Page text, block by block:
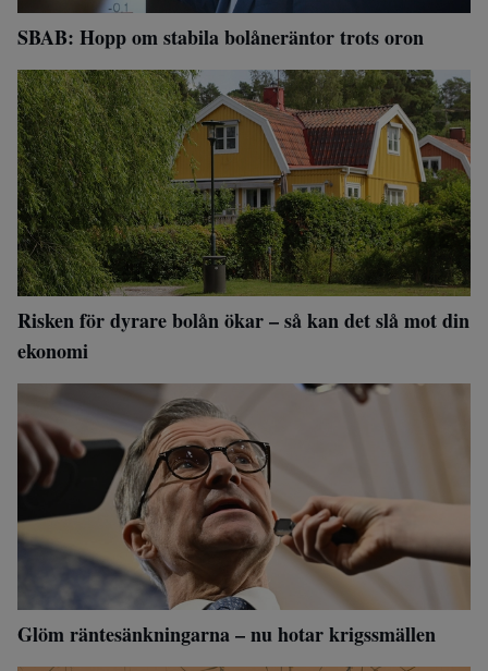
SBAB: Hopp om stabila bolåneräntor trots oron
Risken för dyrare bolån ökar – så kan det slå mot din
ekonomi
Glöm räntesänkningarna – nu hotar krigssmällen